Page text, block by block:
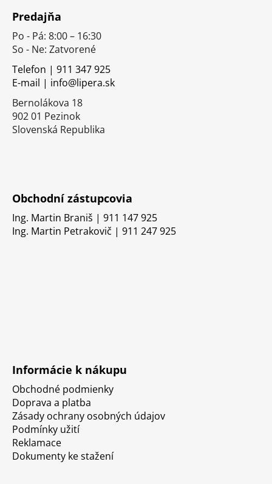
Predajňa
Po - Pá: 8:00 – 16:30
So - Ne: Zatvorené
Telefon | 911 347 925
E-mail | info@lipera.sk
Bernolákova 18
902 01 Pezinok
Slovenská Republika
Obchodní zástupcovia
Ing. Martin Braniš | 911 147 925
Ing. Martin Petrakovič | 911 247 925
Informácie k nákupu
Obchodné podmienky
Doprava a platba
Zásady ochrany osobných údajov
Podmínky užití
Reklamace
Dokumenty ke stažení